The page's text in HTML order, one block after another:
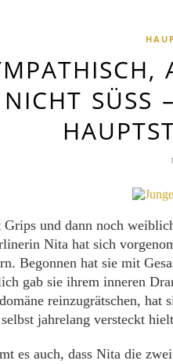
NICHT SÜSS
Grips und dann noch
Nita hat sich
Begonnen hat sie mit
gab sie ihrem inneren
reinzugrätschen, hat
jahrelang versteckt
es auch, dass Nita die